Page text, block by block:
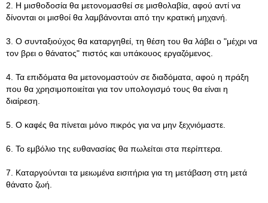
2. Η μισθοδοσία θα μετονομασθεί σε μισθολαβία, αφού αντί να
δίνονται οι μισθοί θα λαμβάνονται από την κρατική μηχανή.
3. Ο συνταξιούχος θα καταργηθεί, τη θέση του θα λάβει ο "μέχρι να
τον βρει ο θάνατος" πιστός και υπάκουος εργαζόμενος.
4. Τα επιδόματα θα μετονομαστούν σε διαδόματα, αφού η πράξη
που θα χρησιμοποιείται για τον υπολογισμό τους θα είναι η
διαίρεση.
5. Ο καφές θα πίνεται μόνο πικρός για να μην ξεχνιόμαστε.
6. Το εμβόλιο της ευθανασίας θα πωλείται στα περίπτερα.
7. Καταργούνται τα μειωμένα εισιτήρια για τη μετάβαση στη μετά
θάνατο ζωή.